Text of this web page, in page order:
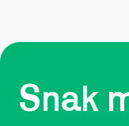
Snak